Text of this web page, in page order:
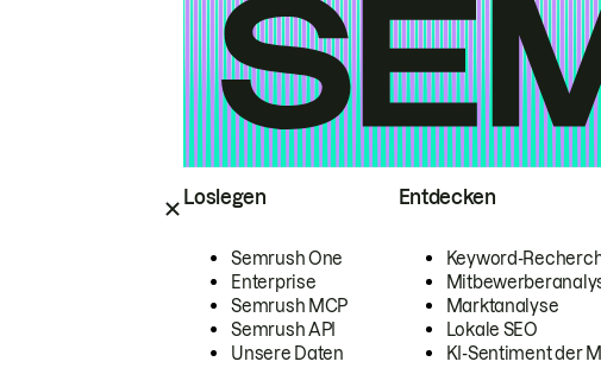
Loslegen
Semrush One
Enterprise
Semrush MCP
Semrush API
Unsere Daten
Entdecken
Keyword-
Marktanalyse
Lokale SEO
KI-Sentiment der